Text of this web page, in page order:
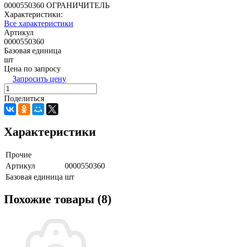
0000550360 ОГРАНИЧИТЕЛЬ
Характеристики:
Все характеристики
Артикул
0000550360
Базовая единица
шт
Цена по запросу
Запросить цену
Поделиться
Характеристики
Прочие
Артикул
0000550360
Базовая единица шт
Похожие товары (8)